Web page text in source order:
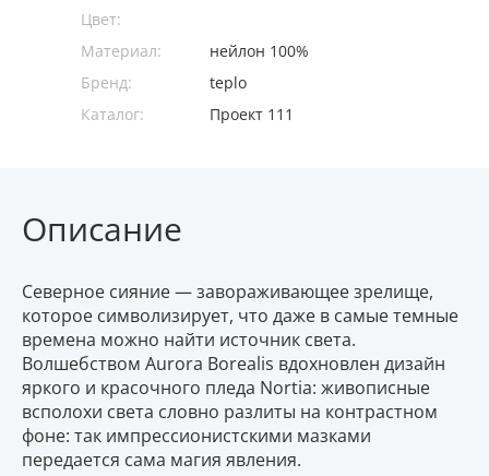
Цвет:
Материал:
нейлон 100%
Бренд:
teplo
Каталог:
Проект 111
Описание
Северное сияние — завораживающее зрелище,
которое символизирует, что даже в самые темные
времена можно найти источник света.
Волшебством Aurora Borealis вдохновлен дизайн
яркого и красочного пледа Nortia: живописные
всполохи света словно разлиты на контрастном
фоне: так импрессионистскими мазками
передается сама магия явления.